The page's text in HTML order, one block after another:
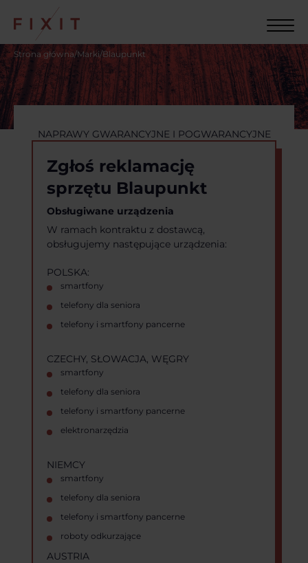
Strona główna/Marki/Blaupunkt
NAPRAWY GWARANCYJNE I POGWARANCYJNE
Zgłoś reklamację
sprzętu Blaupunkt
Obsługiwane urządzenia
W ramach kontraktu z dostawcą,
obsługujemy następujące urządzenia:
POLSKA:
smartfony
telefony dla seniora
telefony i smartfony pancerne
CZECHY, SŁOWACJA, WĘGRY
smartfony
telefony dla seniora
telefony i smartfony pancerne
elektronarzędzia
NIEMCY
smartfony
telefony dla seniora
telefony i smartfony pancerne
roboty odkurzające
AUSTRIA